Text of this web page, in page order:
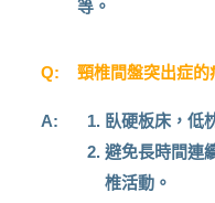
等。
Q: 頸椎間盤突出症的
A:
臥硬板床，低
避免長時間連
椎活動。